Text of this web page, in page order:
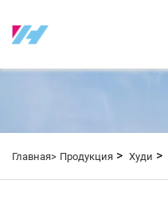
Главная> Продукция > Худи >